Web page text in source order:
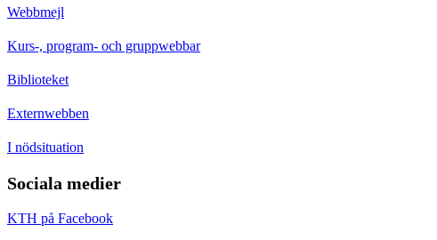
Webbmejl
Kurs-, program- och gruppwebbar
Biblioteket
Externwebben
I nödsituation
Sociala medier
KTH på Facebook